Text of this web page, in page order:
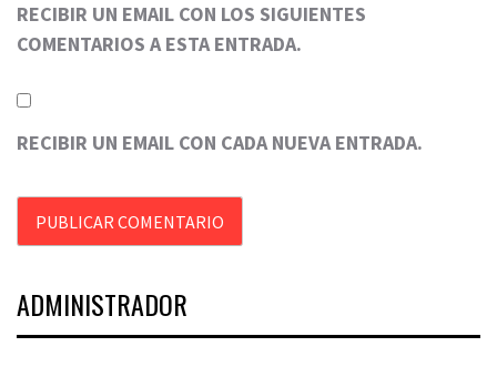
RECIBIR UN EMAIL CON LOS SIGUIENTES
COMENTARIOS A ESTA ENTRADA.
RECIBIR UN EMAIL CON CADA NUEVA ENTRADA.
ADMINISTRADOR